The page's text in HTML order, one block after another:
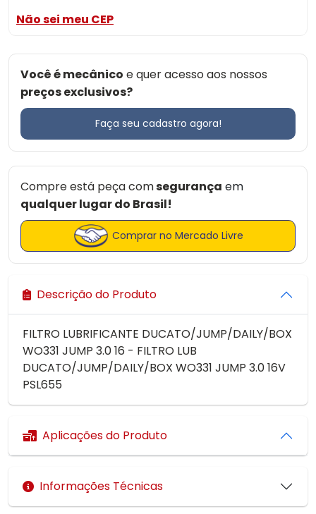
Não sei meu CEP
Você é mecânico e quer acesso aos nossos
preços exclusivos?
Faça seu cadastro agora!
Compre está peça comsegurança em
qualquer lugar do Brasil!
Comprar no Mercado Livre
Descrição do Produto
FILTRO LUBRIFICANTE DUCATO/JUMP/DAILY/BOX
WO331 JUMP 3.0 16 - FILTRO LUB
DUCATO/JUMP/DAILY/BOX WO331 JUMP 3.0 16V
PSL655
Aplicações do Produto
Informações Técnicas